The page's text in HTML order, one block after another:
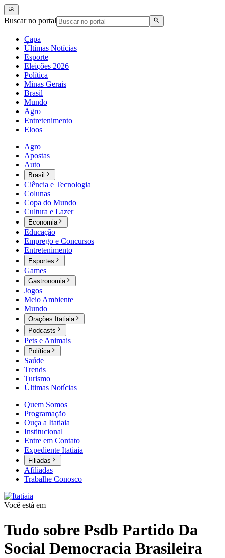
Buscar no portal
Capa
Últimas Notícias
Esporte
Eleições 2026
Política
Minas Gerais
Brasil
Mundo
Agro
Entretenimento
Eloos
Agro
Apostas
Auto
Brasil
Ciência e Tecnologia
Colunas
Copa do Mundo
Cultura e Lazer
Economia
Educação
Emprego e Concursos
Entretenimento
Esportes
Games
Gastronomia
Jogos
Meio Ambiente
Mundo
Orações Itatiaia
Podcasts
Pets e Animais
Política
Saúde
Trends
Turismo
Últimas Notícias
Quem Somos
Programação
Ouça a Itatiaia
Institucional
Entre em Contato
Expediente Itatiaia
Filiadas
Afiliadas
Trabalhe Conosco
Você está em
Tudo sobre Psdb Partido Da
Social Democracia Brasileira